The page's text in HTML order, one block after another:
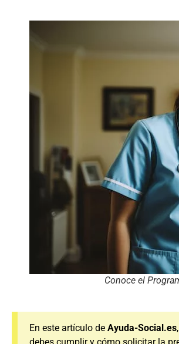
Conoce el
En este artículo de Ayuda-Social.es